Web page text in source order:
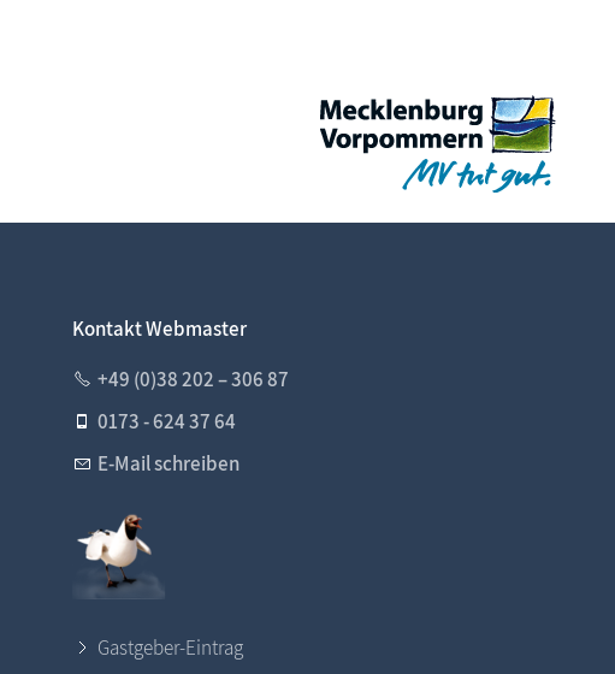
Kontakt Webmaster
+49 (0)38 202 – 306 87
0173 - 624 37 64
E-Mail schreiben
Gastgeber-Eintrag